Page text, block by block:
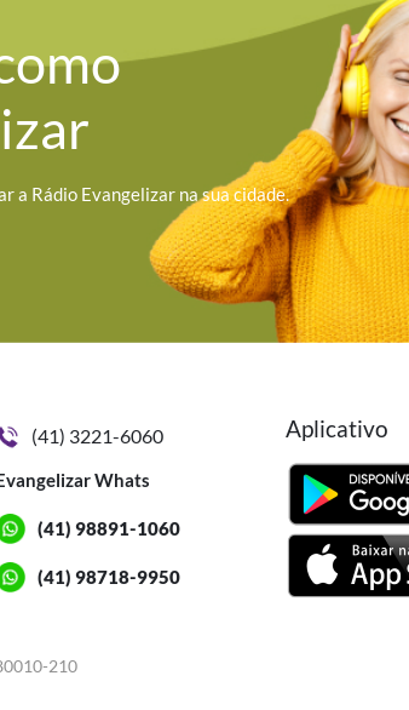
a Rádio Evangelizar na sua cidade.
(41) 3221-6060
Whats
(41) 98891-1060
(41) 98718-9950
Aplicativo
210